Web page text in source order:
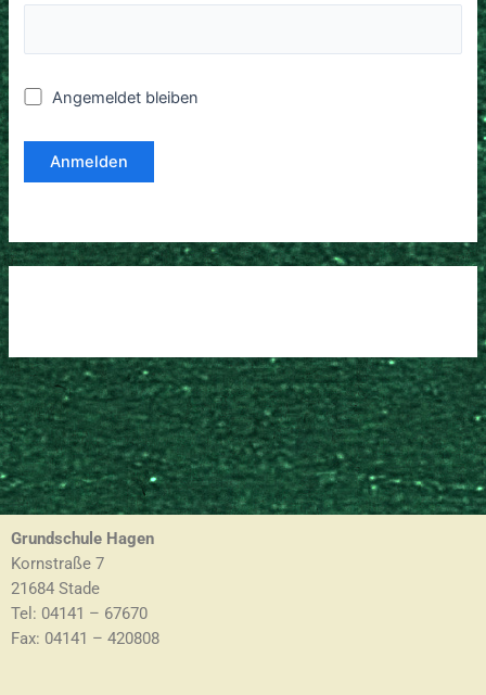
Angemeldet bleiben
Grundschule Hagen
Kornstraße 7
21684 Stade
Tel: 04141 – 67670
Fax: 04141 – 420808